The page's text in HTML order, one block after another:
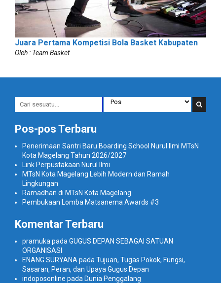
Juara Pertama Kompetisi Bola Basket Kabupaten
Oleh : Team Basket
Pos-pos Terbaru
Penerimaan Santri Baru Boarding School Nurul Ilmi MTsN
Kota Magelang Tahun 2026/2027
Link Perpustakaan Nurul Ilmi
MTsN Kota Magelang Lebih Modern dan Ramah
Lingkungan
Ramadhan di MTsN Kota Magelang
Pembukaan Lomba Matsanema Awards #3
Komentar Terbaru
pramuka pada GUGUS DEPAN SEBAGAI SATUAN
ORGANISASI
ENANG SURYANA pada Tujuan, Tugas Pokok, Fungsi,
Sasaran, Peran, dan Upaya Gugus Depan
indoposonline pada Dunia Penggalang